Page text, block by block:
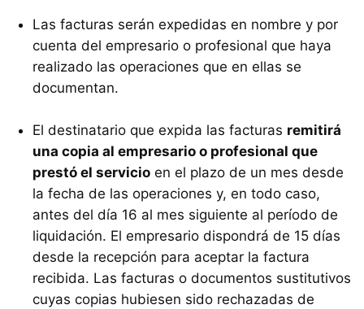
Las facturas serán expedidas en nombre y por
cuenta del empresario o profesional que haya
realizado las operaciones que en ellas se
documentan.
El destinatario que expida las facturas remitirá
una copia al empresario o profesional que
prestó el servicio en el plazo de un mes desde
la fecha de las operaciones y, en todo caso,
antes del día 16 al mes siguiente al período de
liquidación. El empresario dispondrá de 15 días
desde la recepción para aceptar la factura
recibida. Las facturas o documentos sustitutivos
cuyas copias hubiesen sido rechazadas de